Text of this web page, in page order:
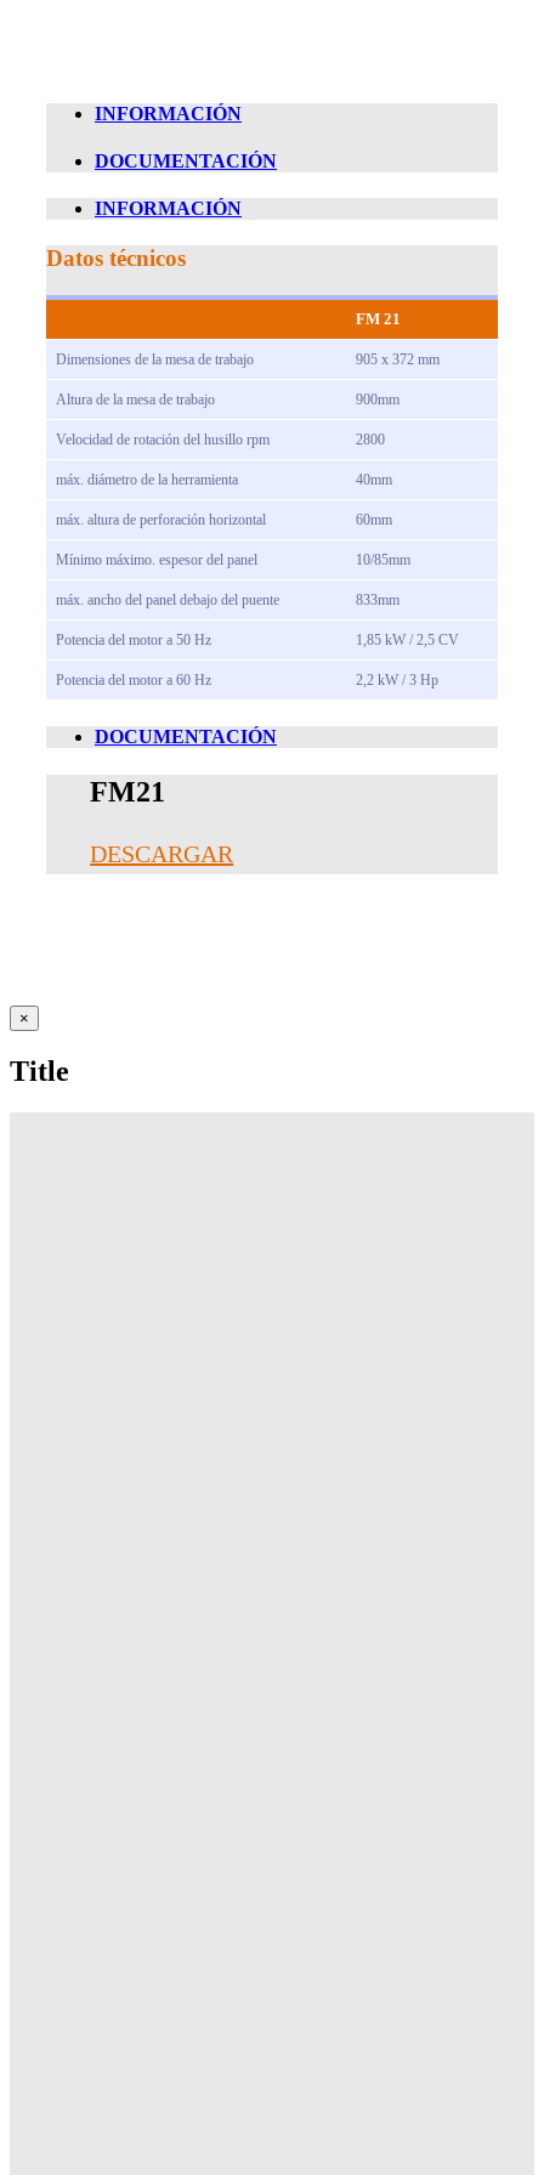
INFORMACIÓN
DOCUMENTACIÓN
INFORMACIÓN
Datos técnicos
FM 21
Dimensiones de la mesa de trabajo 905 x 372 mm
Altura de la mesa de trabajo 900mm
Velocidad de rotación del husillo rpm 2800
máx. diámetro de la herramienta 40mm
máx. altura de perforación horizontal 60mm
Mínimo máximo. espesor del panel 10/85mm
máx. ancho del panel debajo del puente 833mm
Potencia del motor a 50 Hz 1,85 kW / 2,5 CV
Potencia del motor a 60 Hz 2,2 kW / 3 Hp
DOCUMENTACIÓN
FM21
DESCARGAR
Close
product
view
×
Title